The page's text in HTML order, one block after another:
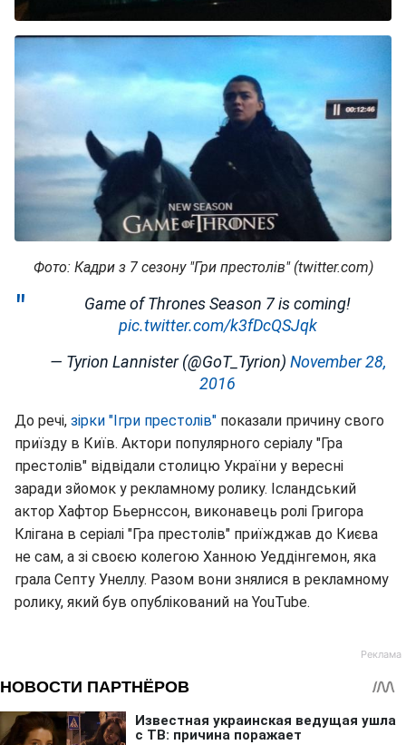
Фото: Кадри з 7 сезону "Гри престолів" (twitter.com)
Game of Thrones Season 7 is coming!
pic.twitter.com/k3fDcQSJqk
— Tyrion Lannister (@GoT_Tyrion) November 28,
2016
До речі, зірки "Ігри престолів" показали причину свого
приїзду в Київ. Актори популярного серіалу "Гра
престолів" відвідали столицю України у вересні
заради зйомок у рекламному ролику. Ісландський
актор Хафтор Бьернссон, виконавець ролі Григора
Клігана в серіалі "Гра престолів" приїжджав до Києва
не сам, а зі своєю колегою Ханною Уеддінгемон, яка
грала Септу Унеллу. Разом вони знялися в рекламному
ролику, який був опублікований на YouTube.